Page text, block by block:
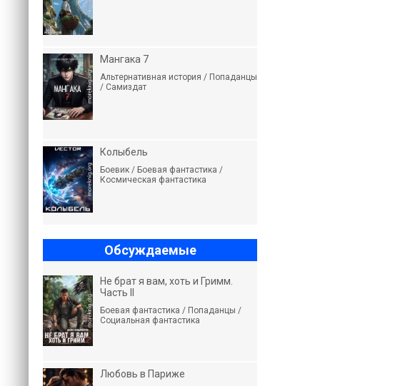
Мангака 7
Альтернативная история / Попаданцы
/ Самиздат
Колыбель
Боевик / Боевая фантастика /
Космическая фантастика
Обсуждаемые
Не брат я вам, хоть и Гримм.
Часть II
Боевая фантастика / Попаданцы /
Социальная фантастика
Любовь в Париже